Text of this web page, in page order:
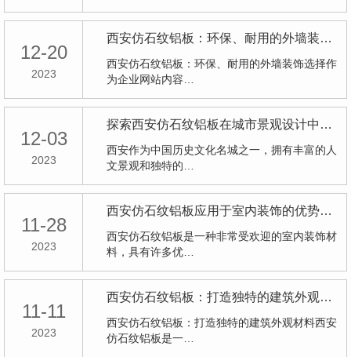
12-20
2023
西安仿石纹铝板：环保、耐用的外墙装饰选择
西安仿石纹铝板：环保、耐用的外墙装饰选择作
为企业网站内容…
12-03
2023
探索西安仿石纹铝板在城市景观设计中的创新运用
西安作为中国历史文化名城之一，拥有丰富的人
文景观和独特的…
11-28
2023
西安仿石纹铝板应用于室内装饰的优势分析
西安仿石纹铝板是一种非常受欢迎的室内装饰材
料，具有许多优…
11-11
2023
西安仿石纹铝板：打造独特的建筑外观材料
西安仿石纹铝板：打造独特的建筑外观材料西安
仿石纹铝板是一…